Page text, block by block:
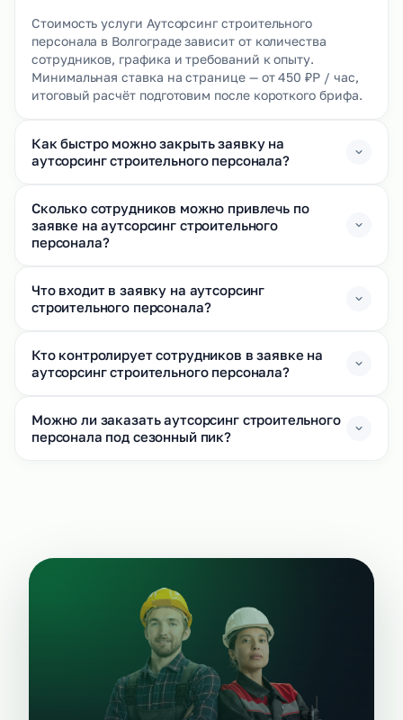
Стоимость услуги Аутсорсинг строительного
персонала в Волгограде зависит от количества
сотрудников, графика и требований к опыту.
Минимальная ставка на странице — от 450 ₽Р / час,
итоговый расчёт подготовим после короткого брифа.
Как быстро можно закрыть заявку на
аутсорсинг строительного персонала?
Сколько сотрудников можно привлечь по
заявке на аутсорсинг строительного
персонала?
Что входит в заявку на аутсорсинг
строительного персонала?
Кто контролирует сотрудников в заявке на
аутсорсинг строительного персонала?
Можно ли заказать аутсорсинг строительного
персонала под сезонный пик?